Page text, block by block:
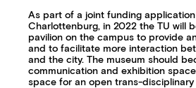
As part of a joint funding
Charlottenburg, in 2022 the TU will
pavilion on the campus to provide
and to facilitate more interaction
and the city. The museum should
communication and exhibition
space for an open trans-